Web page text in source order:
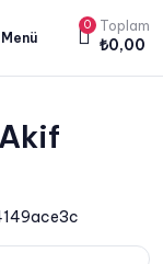
Menü
0 Toplam
₺0,00